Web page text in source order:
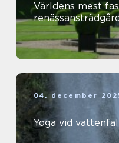
Världens mest
04. december
Yoga vid